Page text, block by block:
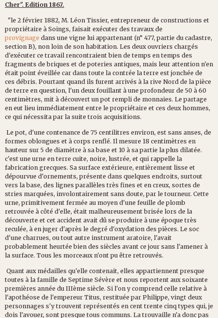
Cher". Edition 1867.
"le 2 février 1882, M. Léon Tissier, entrepreneur de constructions et
propriétaire à Soings, faisait exécuter des travaux de
provignage dans une vigne lui appartenant (n° 477, partie du cadastre,
section B), non loin de son habitation. Les deux ouvriers chargés
d'exécuter ce travail rencontraient bien de temps en temps des
fragments de briques et de poteries antiques, mais leur attention n'en
était point éveillée car dans toute la contrée la terre est jonchée de
ces débris. Pourtant quand ils furent arrivés à la rive Nord de la pièce
de terre en question, l'un deux fouillant à une profondeur de 50 à 60
centimètres, mit à découvert un pot rempli de monnaies. Le partage
en eut lieu immédiatement entre le propriétaire et ces deux hommes,
ce qui nécessita par la suite trois acquisitions.
Le pot, d'une contenance de 75 centilitres environ, est sans anses, de
formes oblongues et à corps renflé. Il mesure 18 centimètres en
hauteur sur 5 de diamètre à sa base et 10 à sa partie la plus dilatée.
c'est une urne en terre cuite, noire, lustrée, et qui rappelle la
fabrication grecques. Sa surface extérieure, entièrement lisse et
dépourvue d'ornements, présente dans quelques endroits, surtout
vers la base, des lignes parallèles très fines et en creux, sortes de
stries marquées, involontairement sans doute, par le tourneur. Cette
urne, primitivement fermée au moyen d'une feuille de plomb
retrouvée à côté d'elle, était malheureusement brisée lors de la
découverte et cet accident avait dû se produire à une époque très
reculée, à en juger d'après le degré d'oxydation des pièces. Le soc
d'une charrues, ou tout autre instrument aratoire, l'avait
probablement heurtée bien des siècles avant ce jour sans l'amener à
la surface. Tous les morceaux n'ont pu être retrouvés.
Quant aux médailles qu'elle contenait, elles appartiennent presque
toutes à la famille de Septime Sévère et nous reportent aux soixante
premières année du IIIème siècle. Si l'on y comprend celle relative à
l'apothéose de l'empereur Titus, restituée par Philippe, vingt deux
personnages s'y trouvent représentés en cent trente cinq types qui, je
dois l'avouer, sont presque tous communs. La trouvaille n'a donc pas